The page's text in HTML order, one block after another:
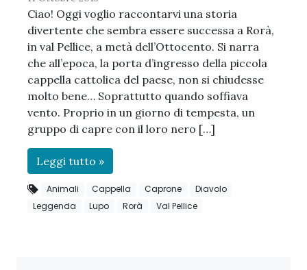
Ciao! Oggi voglio raccontarvi una storia
divertente che sembra essere successa a Rorà,
in val Pellice, a metà dell’Ottocento. Si narra
che all’epoca, la porta d’ingresso della piccola
cappella cattolica del paese, non si chiudesse
molto bene… Soprattutto quando soffiava
vento. Proprio in un giorno di tempesta, un
gruppo di capre con il loro nero […]
Leggi tutto »
Animali Cappella Caprone
Diavolo
Leggenda
Lupo Rorà Val Pellice